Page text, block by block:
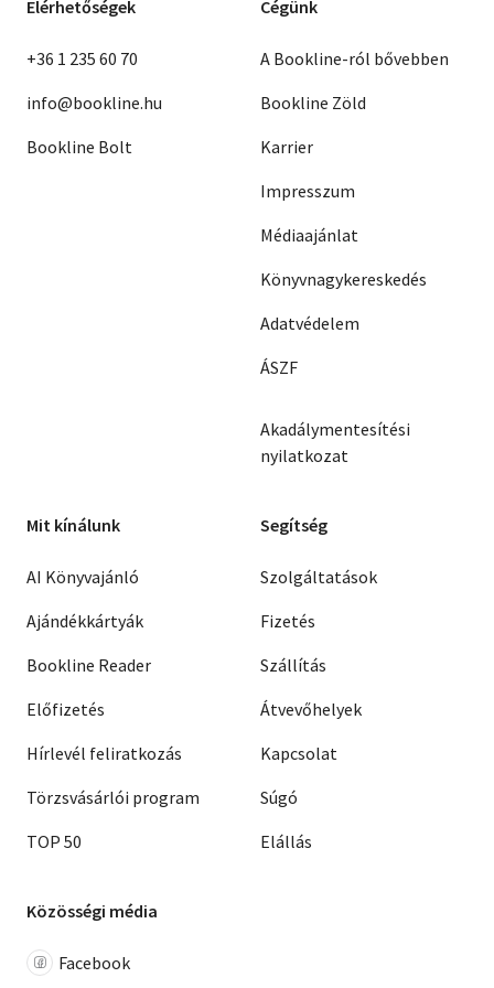
Elérhetőségek
+36 1 235 60 70
info@bookline.hu
Bookline Bolt
Cégünk
A Bookline-ról bővebben
Bookline Zöld
Karrier
Impresszum
Médiaajánlat
Könyvnagykereskedés
Adatvédelem
ÁSZF
Akadálymentesítési
nyilatkozat
Mit kínálunk
AI Könyvajánló
Ajándékkártyák
Bookline Reader
Előfizetés
Hírlevél feliratkozás
Törzsvásárlói program
TOP 50
Segítség
Szolgáltatások
Fizetés
Szállítás
Átvevőhelyek
Kapcsolat
Súgó
Elállás
Közösségi média
Facebook